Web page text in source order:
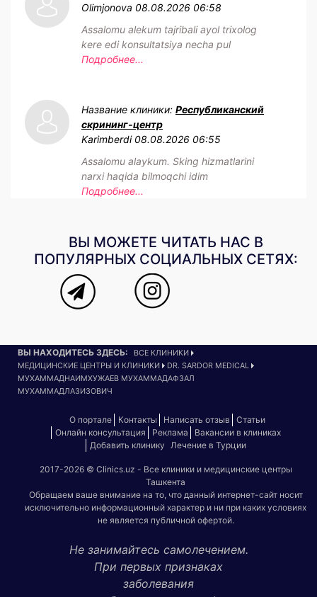
Olimjonova 08.08.2026 06:58
Assalomu alekum tajribali ayol trixolog
kere edi konsultatsiya necha pul
Подробнее...
Название клиники: Республиканский
скрининг-центр
Karimberdi 08.08.2026 06:55
Assalomu alaykum. Sking hizmatlarini
narxi haqida bilmoqchi idim
Подробнее...
ВЫ МОЖЕТЕ ЧИТАТЬ НАС В
ПОПУЛЯРНЫХ СОЦИАЛЬНЫХ СЕТЯХ:
ВЫ НАХОДИТЕСЬ ЗДЕСЬ:
ВСЕ КЛИНИКИ
МЕДИЦИНСКИЕ ЦЕНТРЫ И КЛИНИКИ
DR. SARDOR MEDICAL
МУХАММАДНАИМХУЖАЕВ МУХАММАДАФЗАЛ
МУХАММАДЛАЗИЗОВИЧ
О портале Контакты Написать отзыв
Статьи
Онлайн консультация
Реклама
Вакансии в клиниках
Добавить клинику
Лечение в Турции
2017-2026 © Clinics.uz - Все клиники и медицинские центры
Ташкента
Обращаем ваше внимание на то, что данный интернет-сайт носит
исключительно информационный характер и ни при каких условиях
не является публичной офертой.
Не занимайтесь самолечением.
При первых признаках
заболевания